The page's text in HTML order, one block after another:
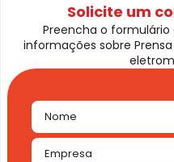
Solicite um
Preencha o
informações sobre